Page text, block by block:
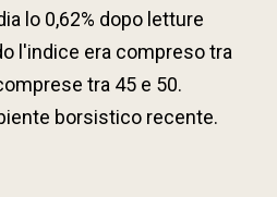
lo 0,62% dopo letture
l'indice era compreso tra
tra 45 e 50.
borsistico recente.